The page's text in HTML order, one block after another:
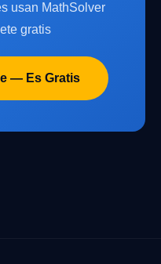
usan MathSolver
gratis
— Es Gratis